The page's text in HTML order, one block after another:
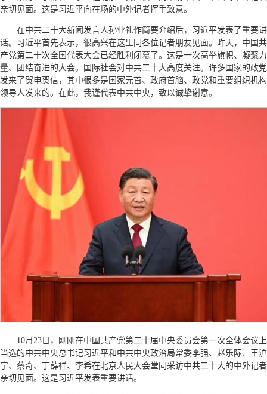
亲切见面。这是习近平向在场的中外记者挥手致意。
在中共二十大新闻发言人孙业礼作简要介绍后，习近平发表了重要讲
话。习近平首先表示，很高兴在这里同各位记者朋友见面。昨天，中国共
产党第二十次全国代表大会已经胜利闭幕了。这是一次高举旗帜、凝聚力
量、团结奋进的大会。国际社会对中共二十大高度关注。许多国家的政党
发来了贺电贺信，其中很多是国家元首、政府首脑、政党和重要组织机构
领导人发来的。在此，我谨代表中共中央，致以诚挚谢意。
10月23日，刚刚在中国共产党第二十届中央委员会第一次全体会议上
当选的中共中央总书记习近平和中共中央政治局常委李强、赵乐际、王沪
宁、蔡奇、丁薛祥、李希在北京人民大会堂同采访中共二十大的中外记者
亲切见面。这是习近平发表重要讲话。